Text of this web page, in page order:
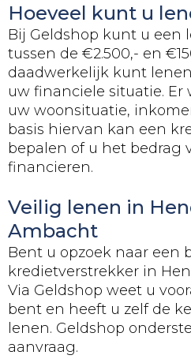
Hoeveel kunt u
Bij Geldshop kunt u een
tussen de €2.500,- en
daadwerkelijk kunt
uw financiele situatie.
uw woonsituatie,
basis hiervan kan een
bepalen of u het bedrag
financieren.
Veilig lenen in
Ambacht
Bent u opzoek naar een
kredietverstrekker in
Via Geldshop weet u
bent en heeft u zelf de
lenen. Geldshop
aanvraag.